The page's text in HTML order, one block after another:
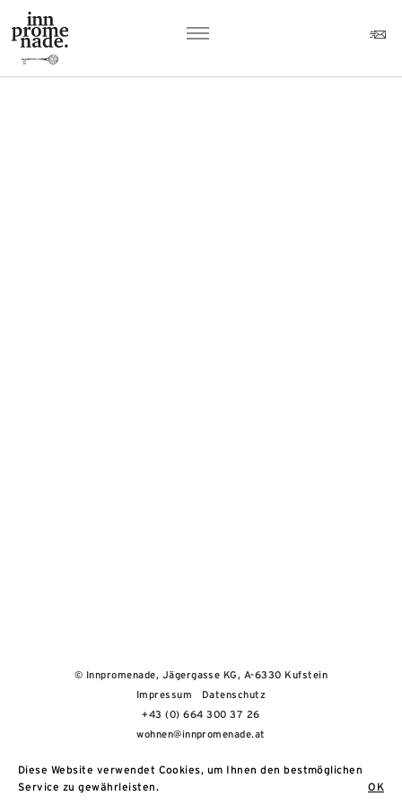
Diese Website verwendet Cookies, um Ihnen den bestmöglichen
Service zu gewährleisten.
OK
© Innpromenade, Jägergasse KG, A-6330 Kufstein
Impressum
Datenschutz
+43 (0) 664 300 37 26
wohnen@innpromenade.at